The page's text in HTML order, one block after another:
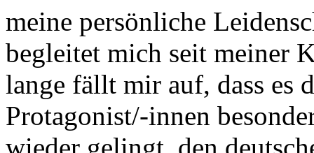
meine persönliche
begleitet mich seit meiner
lange fällt mir auf, dass es
Protagonist/-innen
wieder gelingt, den